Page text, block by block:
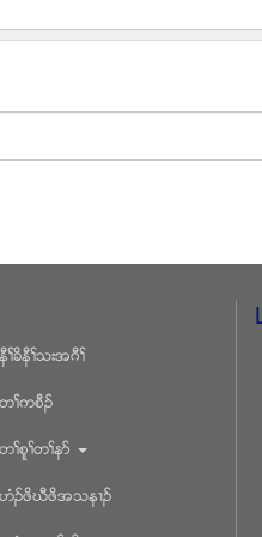
နီႈခိနီႈသးအဂီႈ
တႈကစီဥ
တႈစူႈတႈနဏ
ဟံဥဖိဃီဖိအသန႕ဥ